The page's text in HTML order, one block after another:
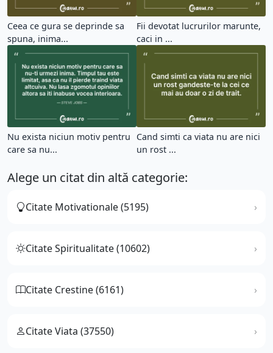
Ceea ce gura se deprinde sa
spuna, inima...
Fii devotat lucrurilor marunte,
caci in ...
Nu exista niciun motiv pentru
care sa nu...
Cand simti ca viata nu are nici
un rost ...
Alege un citat din altă categorie:
Citate Motivationale (5195)
Citate Spiritualitate (10602)
Citate Crestine (6161)
Citate Viata (37550)